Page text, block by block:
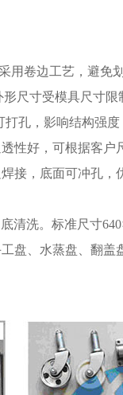
卷边工艺，避免划
尺寸受模具尺寸限
孔，影响结构强度
性好，可根据客户
接，底面可冲孔，
洗。标准尺寸
盘、水蒸盘、翻盖